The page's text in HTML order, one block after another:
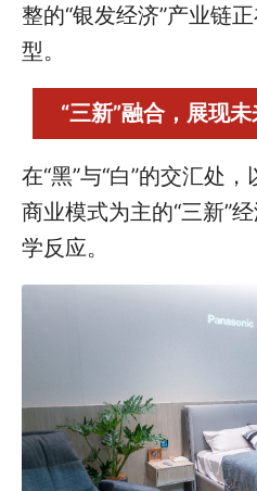
整的“银发经济”产业链
型。
“三新”融合，展现
在“黑”与“白”的交汇处
商业模式为主的“三新”
学反应。